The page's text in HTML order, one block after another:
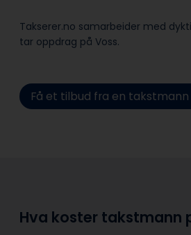
Takserer.no samarbeider med
tar oppdrag på Voss.
Få et tilbud fra en takstmann
Hva koster takstmann